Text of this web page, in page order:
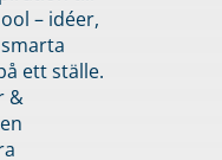
– idéer,
ett ställe.
&